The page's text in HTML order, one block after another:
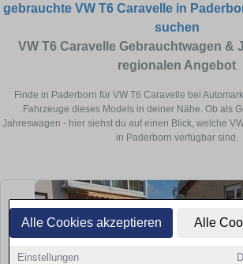
Alle Cookies akzeptieren Alle
Einstellungen
gebrauchte VW T6 Caravelle in
suchen
VW T6 Caravelle Gebrauchtwagen &
regionalen Angebot
Finde in Paderborn für VW T6 Caravelle bei
Fahrzeuge dieses Models in deiner Nähe. Ob als
Jahreswagen - hier siehst du auf einen Blick, welche
in Paderborn verfügbar sind.